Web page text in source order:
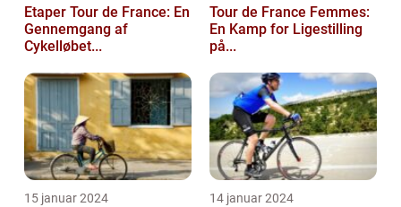
Etaper Tour de France: En
Gennemgang af
Cykelløbet...
Tour de France Femmes:
En Kamp for Ligestilling
på...
15 januar 2024 14 januar 2024